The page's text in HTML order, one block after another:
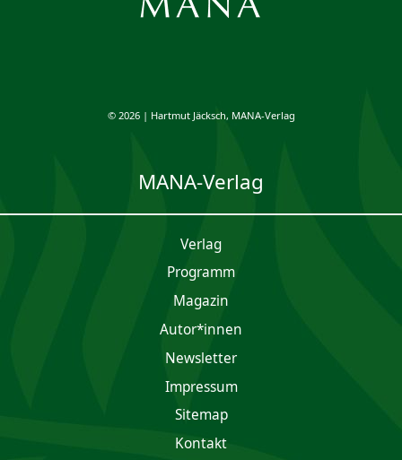
© 2026 | Hartmut Jäcksch, MANA-Verlag
MANA-Verlag
Verlag
Programm
Magazin
Autor*innen
Newsletter
Impres­sum
Sitemap
Kontakt